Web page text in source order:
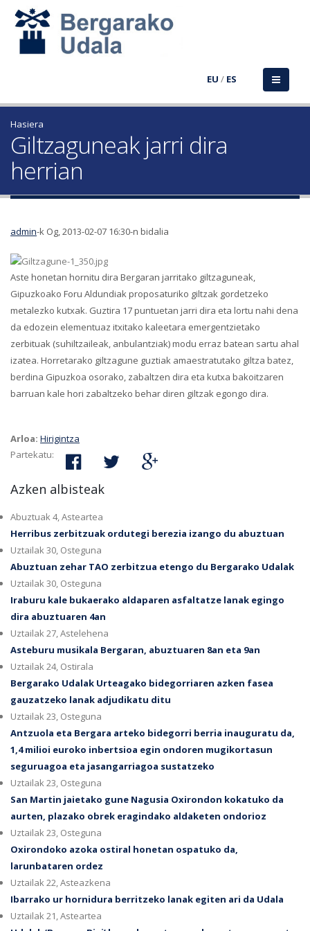
EU / ES
Hasiera
Giltzaguneak jarri dira
herrian
admin-k Og, 2013-02-07 16:30-n bidalia
Aste honetan hornitu dira Bergaran jarritako giltzaguneak,
Gipuzkoako Foru Aldundiak proposaturiko giltzak gordetzeko
metalezko kutxak. Guztira 17 puntuetan jarri dira eta lortu nahi dena
da edozein elementuaz itxitako kaleetara emergentzietako
zerbituak (suhiltzaileak, anbulantziak) modu erraz batean sartu ahal
izatea. Horretarako giltzagune guztiak amaestratutako giltza batez,
berdina Gipuzkoa osorako, zabaltzen dira eta kutxa bakoitzaren
barruan kale hori zabaltzeko behar diren giltzak egongo dira.
Arloa: Hirigintza
Partekatu:
Azken albisteak
Abuztuak 4, Asteartea
Herribus zerbitzuak ordutegi berezia izango du abuztuan
Uztailak 30, Osteguna
Abuztuan zehar TAO zerbitzua etengo du Bergarako Udalak
Uztailak 30, Osteguna
Iraburu kale bukaerako aldaparen asfaltatze lanak egingo
dira abuztuaren 4an
Uztailak 27, Astelehena
Asteburu musikala Bergaran, abuztuaren 8an eta 9an
Uztailak 24, Ostirala
Bergarako Udalak Urteagako bidegorriaren azken fasea
gauzatzeko lanak adjudikatu ditu
Uztailak 23, Osteguna
Antzuola eta Bergara arteko bidegorri berria inauguratu da,
1,4 milioi euroko inbertsioa egin ondoren mugikortasun
seguruagoa eta jasangarriagoa sustatzeko
Uztailak 23, Osteguna
San Martin jaietako gune Nagusia Oxirondon kokatuko da
aurten, plazako obrek eragindako aldaketen ondorioz
Uztailak 23, Osteguna
Oxirondoko azoka ostiral honetan ospatuko da,
larunbataren ordez
Uztailak 22, Asteazkena
Ibarrako ur hornidura berritzeko lanak egiten ari da Udala
Uztailak 21, Asteartea